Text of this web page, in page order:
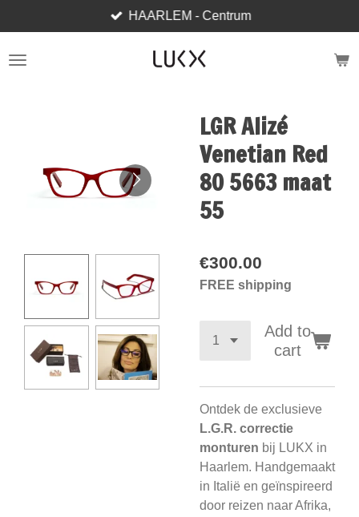
to
main
HAARLEM - Centrum
LGR Alizé
Venetian Red
80 5663 maat
55
€300.00
FREE shipping
Add to
cart
Ontdek de exclusieve
L.G.R. correctie
monturen bij LUKX in
Haarlem. Handgemaakt
in Italië en geïnspireerd
door reizen naar Afrika,